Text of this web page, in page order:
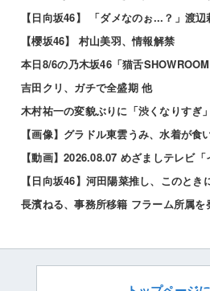
【櫻坂46】 村山美羽、情報解禁
本日8/6の乃木坂46「猫舌
吉田クリ、ガチで全盛期 他
【画像】グラドル東雲うみ、水着が
【日向坂46】河田陽菜推し、このと
長濱ねる、事務所移籍 フラーム所属を